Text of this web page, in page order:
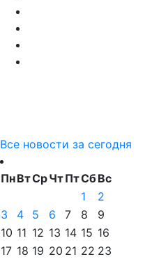
Все новости за сегодня
ПнВтСрЧтПтСбВс
1
2
3
4 5 6 7 8
9
10 11 12 13 14 15 16
17 18 19 20 21 22 23